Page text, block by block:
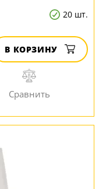
20 шт.
В КОРЗИНУ